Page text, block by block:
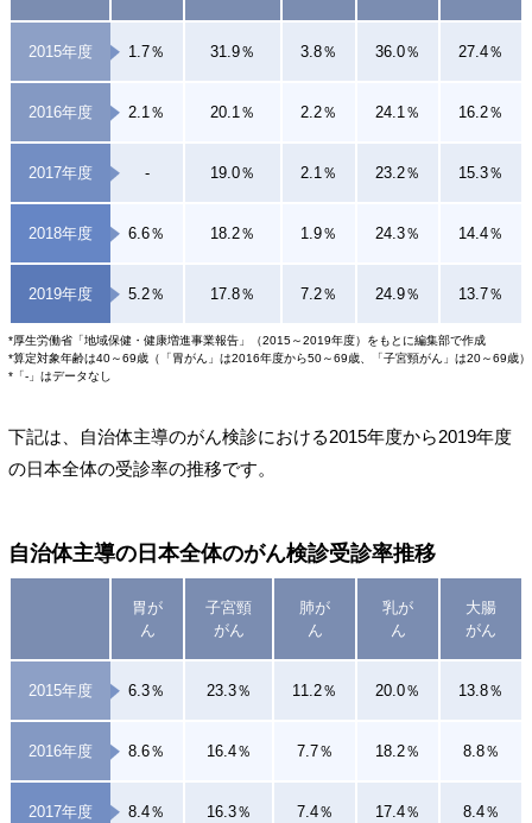
2015年度 1.7％ 31.9％ 3.8％ 36.0％ 27.4％
2016年度 2.1％ 20.1％ 2.2％ 24.1％ 16.2％
2017年度 - 19.0％ 2.1％ 23.2％ 15.3％
2018年度 6.6％ 18.2％ 1.9％ 24.3％ 14.4％
2019年度 5.2％ 17.8％ 7.2％ 24.9％ 13.7％
*厚生労働省「地域保健・健康増進事業報告」（2015～2019年度）をもとに編集部で作成
*算定対象年齢は40～69歳（「胃がん」は2016年度から50～69歳、「子宮頸がん」は20～69歳）
*「-」はデータなし
下記は、自治体主導のがん検診における2015年度から2019年度
の日本全体の受診率の推移です。
自治体主導の日本全体のがん検診受診率推移
胃が
ん
子宮頸
がん
肺が
ん
乳が
ん
大腸
がん
2015年度 6.3％ 23.3％ 11.2％ 20.0％ 13.8％
2016年度 8.6％ 16.4％ 7.7％ 18.2％ 8.8％
2017年度 8.4％ 16.3％ 7.4％ 17.4％ 8.4％